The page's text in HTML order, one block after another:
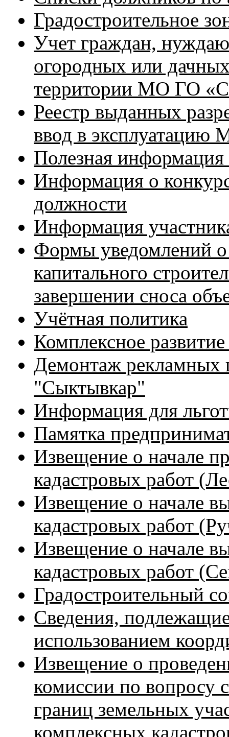
Градостроительное
Учет граждан,
огородных или
территории МО ГО
Реестр выданных
ввод в эксплуатацию
Полезная информация
Информация о
должности
Информация
Формы уведомлений о
капитального
завершении сноса
Учётная политика
Комплексное
Демонтаж рекламных
"Сыктывкар"
Информация для
Памятка
Извещение о начале
кадастровых работ
Извещение о начале
кадастровых работ
Извещение о начале
кадастровых работ
Градостроительный
Сведения,
использованием
Извещение о
комиссии по вопросу
границ земельных
комплексных